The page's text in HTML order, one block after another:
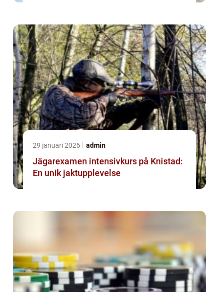
29 januari 2026 admin
Jägarexamen intensivkurs på Knistad:
En unik jaktupplevelse